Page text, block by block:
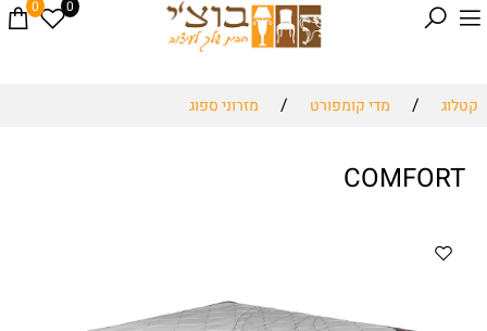
0 0
קטלוג / מדי קומפורט / מזרוני ספוג
COMFORT